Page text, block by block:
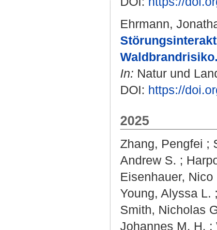
Ehrmann,
In: Natur und
DOI: https://
2025
Zhang, Pengfei ;
Andrew S. ;
Eisenhauer, Nico
Young, Alyssa L.
Smith, Nicholas
Johannes M. H. ;